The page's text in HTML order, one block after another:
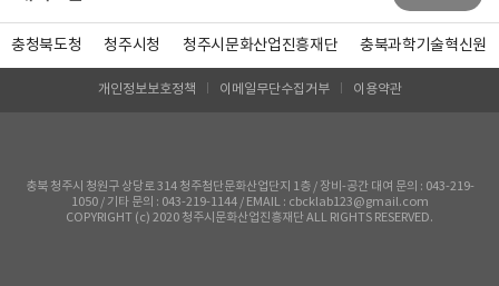
충청북도청 청주시청 청주시문화산업진흥재단 충북과학기술혁신원
개인정보보호정책 이메일무단수집거부 이용약관
충북 청주시 청원구 상당로 314 청주첨단문화산업단지 1층 / 장비-공간 대여 문의 : 043-219-
1050 / 기타 문의 : 043-219-1144 / EMAIL : cbcklab123@gmail.com
COPYRIGHT (c) 2020 청주시문화산업진흥재단 ALL RIGHTS RESERVED.